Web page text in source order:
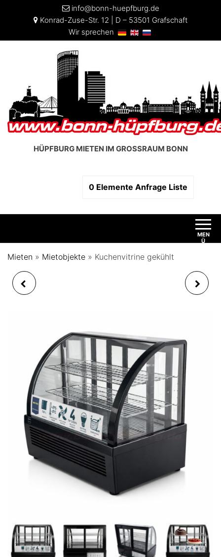
info@bonn-huepfburg.de
Konrad-Zuse-Str. 12 | D – 53501 Grafschaft
Wir sprechen
HÜPFBURG MIETEN IM GROSSRAUM BONN
0 Elemente Anfrage Liste
MEN
Ü
Mieten » Mietobjekte » Kuchenvitrine gekühlt